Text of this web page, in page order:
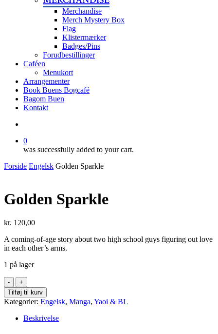
Merchandise
Merch Mystery Box
Flag
Klistermærker
Badges/Pins
Forudbestillinger
Caféen
Menukort
Arrangementer
Book Buens Bogcafé
Bagom Buen
Kontakt
0
was successfully added to your cart.
Forside Engelsk Golden Sparkle
Golden Sparkle
kr. 120,00
A coming-of-age story about two high school guys figuring out love
in each other’s arms.
1 på lager
Golden
Sparkle
antal
Tilføj til kurv
Kategorier: Engelsk, Manga, Yaoi & BL
Beskrivelse